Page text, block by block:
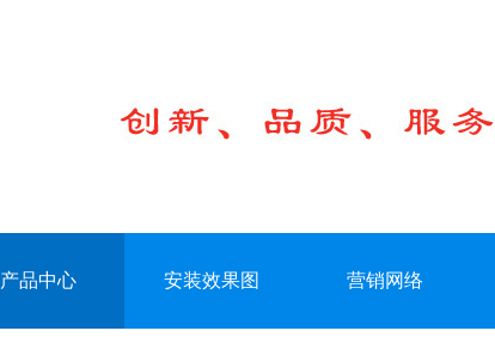
产品中心 安装效果图 营销网络